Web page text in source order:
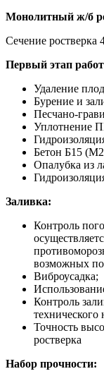
Монолитный ж/б
Сечение ростверка
Первый этап
Удаление
Бурение и
Песчано-
Уплотнение
Бетон Б15
Опалубка из
Заливка:
Контроль
возможных
Виброусадка;
Контроль
технического
Точность
ростверка
Набор прочности: